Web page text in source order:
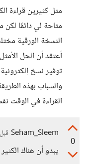
متاحة لي دائمًا
النسخة الورقية
أعتقد أن الحل
توفير نسخ
والشباب بهذه
القراءة في الوقت
0
Seham_Sleem
يبدو أن هناك